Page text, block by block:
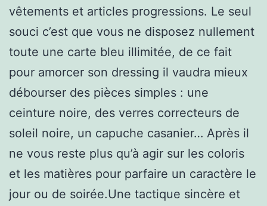
vêtements et articles progressions. Le seul
souci c’est que vous ne disposez nullement
toute une carte bleu illimitée, de ce fait
pour amorcer son dressing il vaudra mieux
débourser des pièces simples : une
ceinture noire, des verres correcteurs de
soleil noire, un capuche casanier… Après il
ne vous reste plus qu’à agir sur les coloris
et les matières pour parfaire un caractère le
jour ou de soirée.Une tactique sincère et